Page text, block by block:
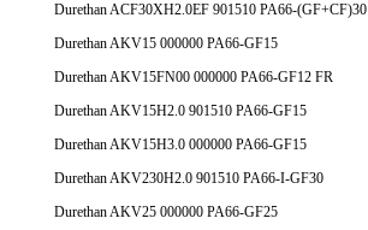
Durethan ACF30XH2.0EF 901510 PA66-(GF+CF)30
Durethan AKV15 000000 PA66-GF15
Durethan AKV15FN00 000000 PA66-GF12 FR
Durethan AKV15H2.0 901510 PA66-GF15
Durethan AKV15H3.0 000000 PA66-GF15
Durethan AKV230H2.0 901510 PA66-I-GF30
Durethan AKV25 000000 PA66-GF25